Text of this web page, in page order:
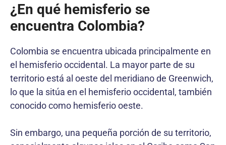
¿En qué hemisferio se
encuentra Colombia?
Colombia se encuentra ubicada principalmente en
el hemisferio occidental. La mayor parte de su
territorio está al oeste del meridiano de Greenwich,
lo que la sitúa en el hemisferio occidental, también
conocido como hemisferio oeste.
Sin embargo, una pequeña porción de su territorio,